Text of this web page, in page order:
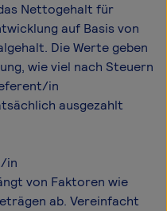
Netto­gehalt für
auf Basis von
Die Werte geben
wie viel nach Steuern
in
ausgezahlt
in
von Faktoren wie
ab. Vereinfacht